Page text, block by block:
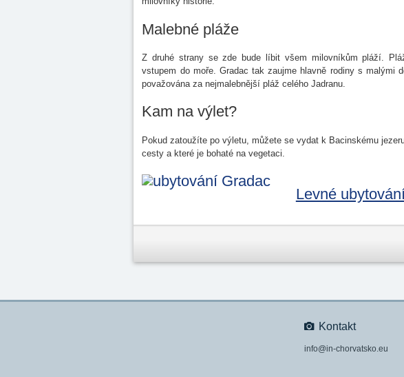
Malebné pláže
Z druhé strany se zde bude líbit všem milovníkům pláží.
vstupem do moře. Gradac tak zaujme hlavně rodiny s malými
považována za nejmalebnější pláž celého Jadranu.
Kam na výlet?
Pokud zatoužíte po výletu, můžete se vydat k Bacinskému
cesty a které je bohaté na vegetaci.
Levné
Kontakt
info@in-chorvatsko.eu